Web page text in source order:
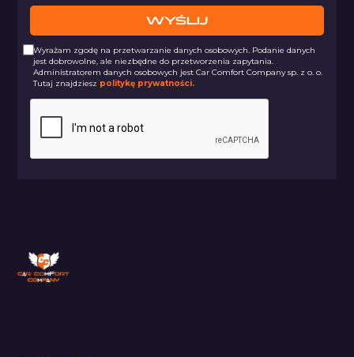
Wyrażam zgodę na przetwarzanie danych osobowych. Podanie danych
jest dobrowolne, ale niezbędne do przetworzenia zapytania.
Administratorem danych osobowych jest Car Comfort Company sp. z o. o.
Tutaj znajdziesz politykę prywatności.